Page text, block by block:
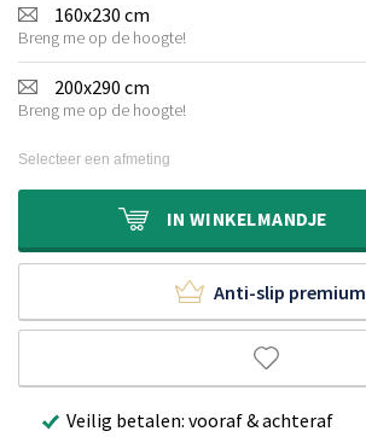
160x230 cm
Breng me op de hoogte!
200x290 cm
Breng me op de hoogte!
Selecteer een afmeting
IN WINKELMANDJE
Anti-slip premium
Veilig betalen: vooraf & achteraf